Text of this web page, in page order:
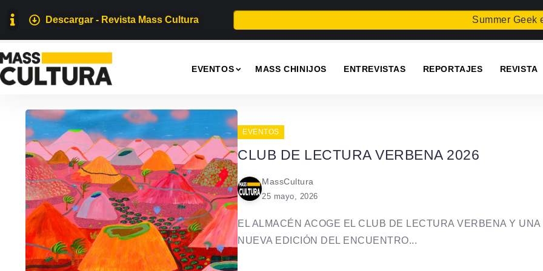
Descargar - Revista Mass Cultura Summer Geek en
EVENTOS MASS CHINIJOS ENTREVISTAS REPORTAJES REVISTA
EVENTOS
CLUB DE LECTURA VERBENA 2026
MassCultura
25 mayo, 2026
EL ALMACÉN ACOGE EL CLUB DE LECTURA VERBENA Y UNA
NUEVA EDICIÓN DEL ENCUENTRO...